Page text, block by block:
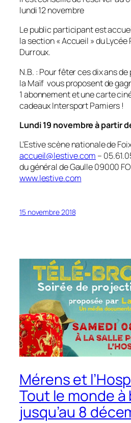
lundi 12 novembre
Le public participant est
la section « Accueil » du
Durroux.
N.B. : Pour fêter ces dix ans
la Maïf vous proposent de
1 abonnement et une carte
cadeaux Intersport Pamiers !
Lundi 19 novembre à partir
L’Estive scène nationale de
accueil@lestive.com –
du général de Gaulle 09000
www.lestive.com
15 novembre 2018
Mérens et
Tout le monde à
jusqu’au 8